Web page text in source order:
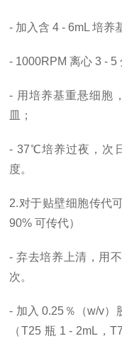
- 加入含 4 - 6mL 培养
- 1000RPM 离心 3 - 5
- 用培养基重悬细胞
皿；
- 37℃培养过夜，次
度。
2.对于贴壁细胞传代
90% 可传代）
- 弃去培养上清，用
次。
- 加入 0.25％（w/v）
（T25 瓶 1 - 2mL，